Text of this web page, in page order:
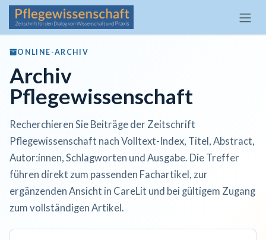
Zum Inhalt springen
ONLINE-ARCHIV
Archiv
Pflegewissenschaft
Recherchieren Sie Beiträge der Zeitschrift
Pflegewissenschaft nach Volltext-Index, Titel, Abstract,
Autor:innen, Schlagworten und Ausgabe. Die Treffer
führen direkt zum passenden Fachartikel, zur
ergänzenden Ansicht in CareLit und bei gültigem Zugang
zum vollständigen Artikel.